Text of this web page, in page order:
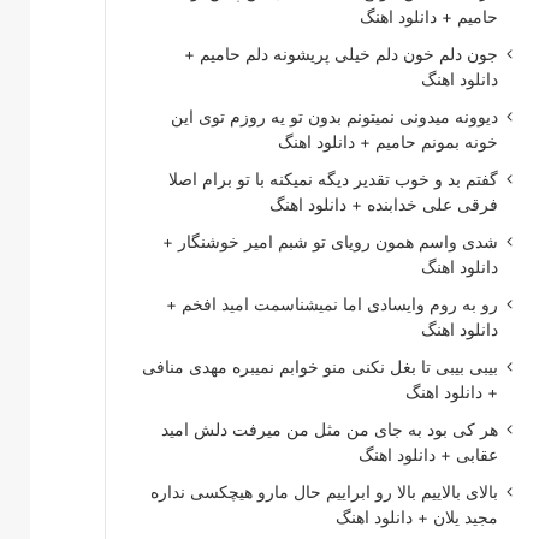
حامیم + دانلود اهنگ
جون دلم خون دلم خیلی پریشونه دلم حامیم +
دانلود اهنگ
دیوونه میدونی نمیتونم بدون تو یه روزم توی این
خونه بمونم حامیم + دانلود اهنگ
گفتم بد و خوب تقدیر دیگه نمیکنه با تو برام اصلا
فرقی علی خدابنده + دانلود اهنگ
شدی واسم همون رویای تو شبم امیر خوشنگار +
دانلود اهنگ
رو به روم وایسادی اما نمیشناسمت امید افخم +
دانلود اهنگ
بیبی بیبی تا بغل نکنی منو خوابم نمیبره مهدی منافی
+ دانلود اهنگ
هر کی بود به جای من مثل من میرفت دلش امید
عقابی + دانلود اهنگ
بالای بالاییم بالا رو ابراییم حال مارو هیچکسی نداره
مجید یلان + دانلود اهنگ